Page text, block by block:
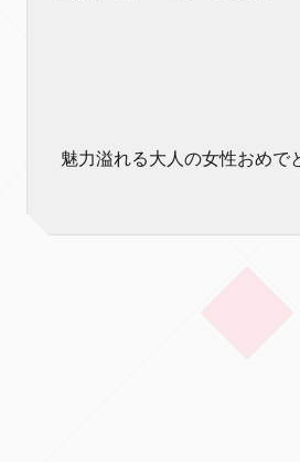
魅力溢れる大人の女性おめで